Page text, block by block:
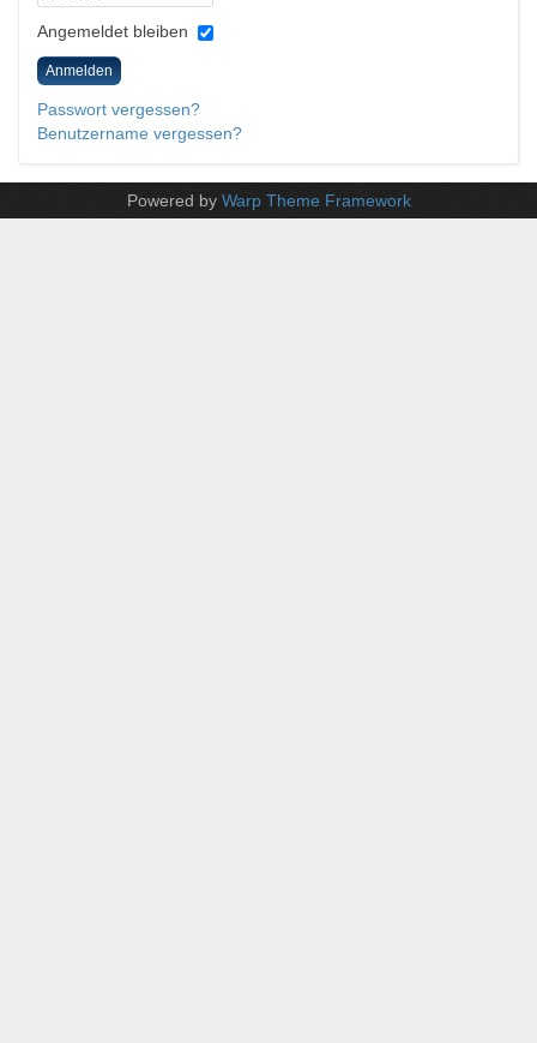
Angemeldet bleiben
Anmelden
Passwort vergessen?
Benutzername vergessen?
Powered by Warp Theme Framework